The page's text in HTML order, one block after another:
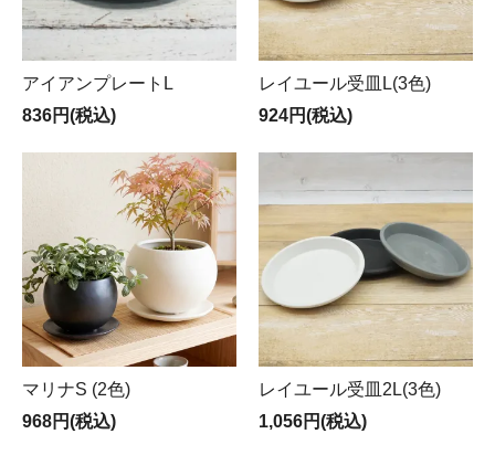
アイアンプレートL
836円(税込)
レイユール受皿L(3色)
924円(税込)
マリナS (2色)
968円(税込)
レイユール受皿2L(3色)
1,056円(税込)